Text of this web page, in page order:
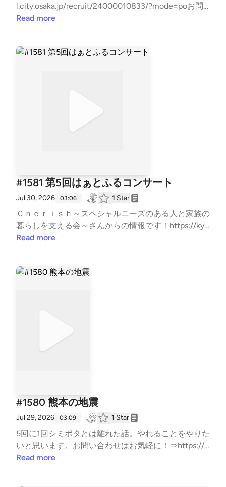
l.city.osaka.jp/recruit/24000010833/?mode=poお問
い合わせはお気軽に！⇒⁠⁠⁠⁠⁠⁠⁠⁠⁠⁠⁠⁠⁠⁠⁠⁠⁠⁠⁠⁠⁠⁠⁠⁠⁠⁠⁠⁠⁠⁠⁠⁠⁠⁠⁠⁠⁠⁠⁠⁠⁠⁠⁠⁠⁠⁠⁠⁠⁠⁠⁠⁠⁠⁠⁠⁠⁠⁠⁠⁠⁠⁠⁠⁠⁠⁠⁠⁠⁠⁠⁠⁠⁠⁠⁠⁠⁠⁠⁠⁠⁠⁠⁠⁠⁠⁠⁠⁠⁠⁠⁠⁠⁠⁠⁠⁠⁠⁠⁠⁠⁠⁠⁠⁠⁠⁠⁠⁠⁠⁠⁠⁠⁠⁠⁠⁠⁠⁠⁠⁠⁠⁠⁠⁠⁠⁠⁠⁠⁠⁠⁠⁠⁠⁠⁠⁠⁠⁠⁠⁠⁠⁠⁠⁠⁠⁠⁠⁠⁠⁠⁠⁠⁠⁠⁠⁠⁠⁠⁠⁠⁠⁠⁠⁠⁠⁠⁠⁠⁠⁠⁠⁠⁠⁠⁠⁠⁠⁠⁠⁠⁠⁠⁠⁠⁠⁠⁠⁠⁠⁠⁠⁠⁠⁠⁠⁠⁠⁠⁠⁠⁠⁠⁠⁠⁠⁠⁠⁠⁠⁠⁠⁠⁠⁠⁠⁠⁠⁠⁠⁠⁠⁠⁠⁠⁠⁠⁠⁠⁠⁠⁠⁠⁠⁠⁠⁠⁠⁠⁠⁠⁠⁠⁠⁠⁠⁠⁠⁠⁠⁠⁠⁠⁠⁠⁠⁠⁠⁠⁠⁠⁠⁠⁠⁠⁠⁠⁠⁠⁠⁠⁠⁠⁠⁠⁠⁠⁠⁠⁠⁠⁠⁠⁠⁠⁠⁠⁠⁠⁠⁠⁠⁠⁠⁠⁠⁠⁠⁠⁠⁠⁠⁠⁠⁠⁠⁠⁠⁠⁠⁠⁠⁠⁠⁠⁠⁠⁠⁠⁠⁠⁠⁠⁠⁠⁠⁠⁠⁠⁠⁠⁠⁠⁠⁠⁠⁠⁠⁠⁠⁠⁠⁠⁠⁠⁠⁠⁠⁠⁠⁠⁠⁠⁠⁠⁠⁠⁠⁠⁠⁠⁠⁠⁠⁠⁠⁠⁠⁠⁠⁠⁠⁠⁠⁠⁠⁠⁠⁠⁠⁠⁠⁠⁠⁠⁠⁠⁠⁠⁠⁠⁠⁠⁠⁠⁠⁠⁠⁠⁠⁠⁠⁠⁠⁠⁠⁠⁠⁠⁠⁠⁠⁠⁠⁠⁠⁠⁠⁠⁠⁠⁠⁠⁠⁠⁠⁠⁠⁠⁠⁠⁠⁠⁠⁠⁠⁠⁠⁠⁠⁠⁠⁠⁠⁠⁠⁠⁠⁠⁠⁠⁠https://x.gd/7Hxbk⁠⁠⁠⁠⁠⁠⁠⁠⁠⁠⁠⁠⁠⁠⁠⁠⁠⁠⁠⁠⁠⁠⁠⁠⁠⁠⁠⁠⁠⁠⁠⁠⁠⁠⁠⁠⁠⁠⁠⁠⁠⁠⁠⁠⁠⁠⁠⁠⁠⁠⁠⁠⁠⁠⁠⁠⁠⁠⁠⁠⁠⁠⁠⁠⁠⁠⁠⁠⁠⁠⁠⁠⁠⁠⁠
Read more
#1581 第5回はぁとふるコンサート
Jul 30, 2026 03:06 1 Star
Ｃｈｅｒｉｓｈ～スペシャルニーズのある人と家族の
暮らしを支える会～さんからの情報です！https://kyo
do-portal.city.osaka.jp/event/24000039253/?mode=
Read more
#1580 熊本の地震
Jul 29, 2026 03:09 1 Star
5回に1回シミポタとは離れた話。やれることをやりた
いと思います。お問い合わせはお気軽に！⇒⁠⁠⁠⁠⁠⁠⁠⁠⁠⁠⁠⁠⁠⁠⁠⁠⁠⁠⁠⁠⁠⁠⁠⁠⁠⁠⁠⁠⁠⁠⁠⁠⁠⁠⁠⁠⁠⁠⁠⁠⁠⁠⁠⁠⁠⁠⁠⁠⁠⁠⁠⁠⁠⁠⁠⁠⁠⁠⁠⁠⁠⁠⁠⁠⁠⁠⁠⁠⁠⁠⁠⁠⁠⁠⁠⁠⁠⁠⁠⁠⁠⁠⁠⁠⁠⁠⁠⁠⁠⁠⁠⁠⁠⁠⁠⁠⁠⁠⁠⁠⁠⁠⁠⁠⁠⁠⁠⁠⁠⁠⁠⁠⁠⁠⁠⁠⁠⁠⁠⁠⁠⁠⁠⁠⁠⁠⁠⁠⁠⁠⁠⁠⁠⁠⁠⁠⁠⁠⁠⁠⁠⁠⁠⁠⁠⁠⁠⁠⁠⁠⁠⁠⁠⁠⁠⁠⁠⁠⁠⁠⁠⁠⁠⁠⁠⁠⁠⁠⁠⁠⁠⁠⁠⁠⁠⁠⁠⁠⁠⁠⁠⁠⁠⁠⁠⁠⁠⁠⁠⁠⁠⁠⁠⁠⁠⁠⁠⁠⁠⁠⁠⁠⁠⁠⁠⁠⁠⁠⁠⁠⁠⁠⁠⁠⁠⁠⁠⁠⁠⁠⁠⁠⁠⁠⁠⁠⁠⁠⁠⁠⁠⁠⁠⁠⁠⁠⁠⁠⁠⁠⁠⁠⁠⁠⁠⁠⁠⁠⁠⁠⁠⁠⁠⁠⁠⁠⁠⁠⁠⁠⁠⁠⁠⁠⁠⁠⁠⁠⁠⁠⁠⁠⁠⁠⁠⁠⁠⁠⁠⁠⁠⁠⁠⁠⁠⁠⁠⁠⁠⁠⁠⁠⁠⁠⁠⁠⁠⁠⁠⁠⁠⁠⁠⁠⁠⁠⁠⁠⁠⁠⁠⁠⁠⁠⁠⁠⁠⁠⁠⁠⁠⁠⁠⁠⁠⁠⁠⁠⁠⁠⁠⁠⁠⁠⁠⁠⁠⁠⁠⁠⁠⁠⁠⁠⁠⁠⁠⁠⁠⁠⁠⁠⁠⁠⁠⁠⁠⁠⁠⁠⁠⁠⁠⁠⁠⁠⁠⁠⁠⁠⁠⁠⁠⁠⁠⁠⁠⁠⁠⁠⁠⁠⁠⁠⁠⁠⁠⁠⁠⁠⁠⁠⁠⁠⁠⁠⁠⁠⁠⁠⁠⁠⁠⁠⁠⁠⁠⁠⁠⁠⁠⁠⁠⁠⁠⁠⁠⁠⁠⁠⁠⁠⁠⁠⁠⁠⁠⁠⁠⁠⁠⁠⁠⁠⁠⁠⁠⁠⁠⁠⁠⁠⁠⁠⁠⁠⁠⁠⁠⁠https://x.
gd/7Hxbk⁠⁠⁠⁠⁠⁠⁠⁠⁠⁠⁠⁠⁠⁠⁠⁠⁠⁠⁠⁠⁠⁠⁠⁠⁠⁠⁠⁠⁠⁠⁠⁠⁠⁠⁠⁠⁠⁠⁠⁠⁠⁠⁠⁠⁠⁠⁠⁠⁠⁠⁠⁠⁠⁠⁠⁠⁠⁠⁠⁠⁠⁠⁠⁠⁠⁠⁠⁠⁠⁠⁠⁠⁠⁠
Read more